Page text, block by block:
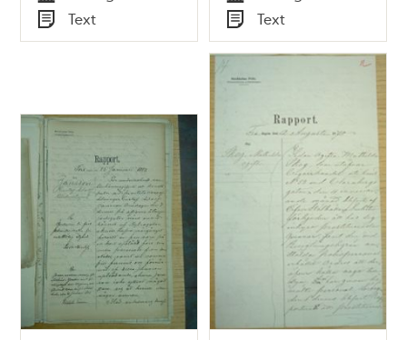
Tid
Typ
Text Tid
Typ
Text